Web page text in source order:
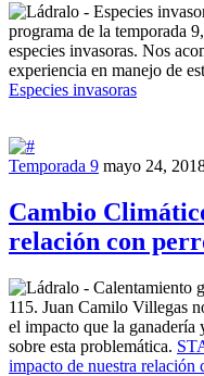
programa de la temporada
especies invasoras. Nos
experiencia en manejo de
Especies invasoras
Temporada 9 mayo 24,
Cambio
relación con
115. Juan Camilo Villegas
el impacto que la ganadería
sobre esta problemática.
impacto de nuestra relación